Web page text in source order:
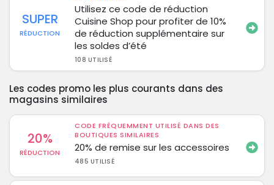
SUPER
RÉDUCTION
Utilisez ce code de réduction
Cuisine Shop pour profiter de 10%
de réduction supplémentaire sur
les soldes d’été
108 UTILISÉ
Les codes promo les plus courants dans des
magasins similaires
20%
RÉDUCTION
CODE FRÉQUEMMENT UTILISÉ DANS DES
BOUTIQUES SIMILAIRES
20% de remise sur les accessoires
485 UTILISÉ